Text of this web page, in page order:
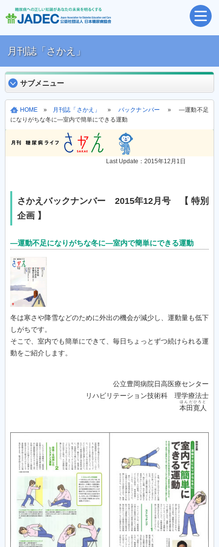
月刊誌「さかえ」
サブメニュー
HOME » 月刊誌「さかえ」 » バックナンバー » ―運動不足
になりがちな冬に―室内で簡単にできる運動
Last Update：2015年12月1日
さかえバックナンバー 2015年12月号 【 特別
企画 】
―運動不足になりがちな冬に―室内で簡単にできる運動
冬は寒さや降雪などのために外出の機会が減少し、運動量も低下
しがちです。
そこで、室内でも簡単にできて、毎日ちょっとずつ続けられる運
動をご紹介します。
公立豊岡病院日高医療センター
リハビリテーション技術科 理学療法士
本田寛人
ほんだひろと